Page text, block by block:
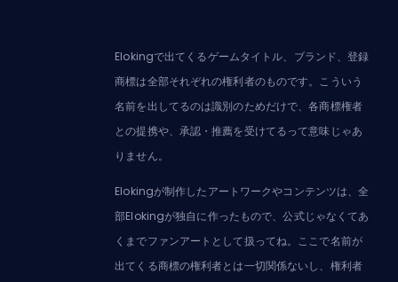
Elokingで出てくるゲームタイトル、ブランド、登録
商標は全部それぞれの権利者のものです。こういう
名前を出してるのは識別のためだけで、各商標権者
との提携や、承認・推薦を受けてるって意味じゃあ
りません。
Elokingが制作したアートワークやコンテンツは、全
部Elokingが独自に作ったもので、公式じゃなくてあ
くまでファンアートとして扱ってね。ここで名前が
出てくる商標の権利者とは一切関係ないし、権利者